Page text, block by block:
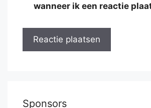
wanneer ik een reactie
Sponsors